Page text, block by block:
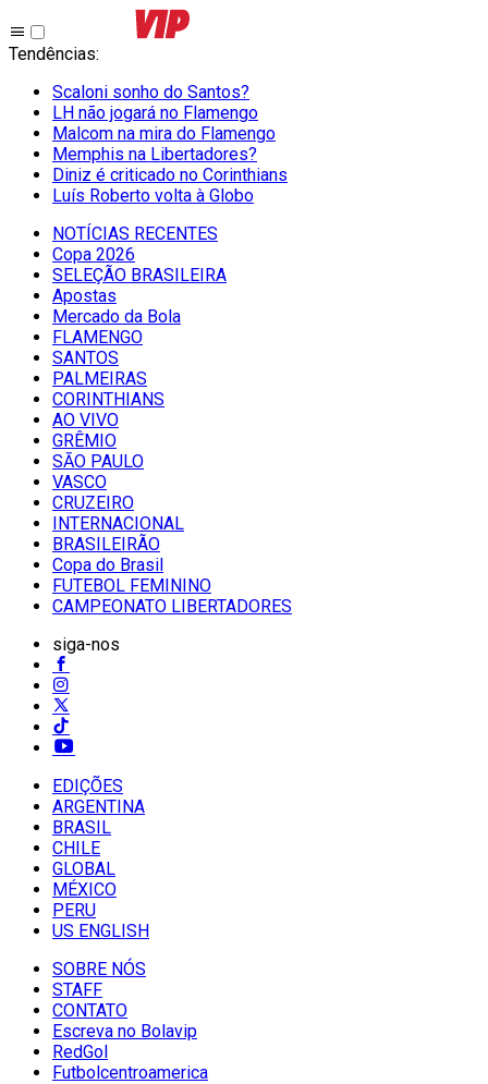
Tendências:
Scaloni sonho do Santos?
LH não jogará no Flamengo
Malcom na mira do Flamengo
Memphis na Libertadores?
Diniz é criticado no Corinthians
Luís Roberto volta à Globo
NOTÍCIAS RECENTES
Copa 2026
SELEÇÃO BRASILEIRA
Apostas
Mercado da Bola
FLAMENGO
SANTOS
PALMEIRAS
CORINTHIANS
AO VIVO
GRÊMIO
SĀO PAULO
VASCO
CRUZEIRO
INTERNACIONAL
BRASILEIRÃO
Copa do Brasil
FUTEBOL FEMININO
CAMPEONATO LIBERTADORES
siga-nos
EDIÇÕES
ARGENTINA
BRASIL
CHILE
GLOBAL
MÉXICO
PERU
US ENGLISH
SOBRE NÓS
STAFF
CONTATO
Escreva no Bolavip
RedGol
Futbolcentroamerica